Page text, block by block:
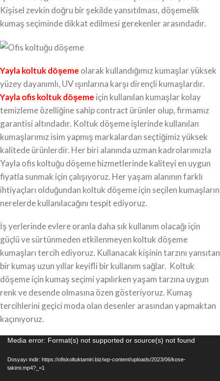
Kişisel zevkin doğru bir şekilde yansıtılması, döşemelik
kumaş seçiminde dikkat edilmesi gerekenler arasındadır.
Yayla koltuk döşeme olarak kullandığımız kumaşlar yüksek
yüzey dayanımlı, UV ışınlarına karşı dirençli kumaşlardır.
Yayla ofis koltuk döşeme için kullanılan kumaşlar kolay
temizleme özelliğine sahip contract ürünler olup, firmamız
garantisi altındadır. Koltuk döşeme işlerinde kullanılan
kumaşlarımız isim yapmış markalardan seçtiğimiz yüksek
kalitede ürünlerdir. Her biri alanında uzman kadrolarımızla
Yayla ofis koltuğu döşeme hizmetlerinde kaliteyi en uygun
fiyatla sunmak için çalışıyoruz. Her yaşam alanının farklı
ihtiyaçları olduğundan koltuk döşeme için seçilen kumaşların
nerelerde kullanılacağını tespit ediyoruz.
İş yerlerinde evlere oranla daha sık kullanım olacağı için
güçlü ve sürtünmeden etkilenmeyen koltuk döşeme
kumaşları tercih ediyoruz. Kullanacak kişinin tarzını yansıtan
bir kumaş uzun yıllar keyifli bir kullanım sağlar. Koltuk
döşeme için kumaş seçimi yapılırken yaşam tarzına uygun
renk ve desende olmasına özen gösteriyoruz. Kumaş
tercihlerini geçici moda olan desenler arasından yapmaktan
kaçınıyoruz.
Video
Media error: Format(s) not supported or source(s) not found
Dosyayı indir: https://ofiskoltuktamiri.biz/wp-content/uploads/2023/06/kose-
takimi.mp4?_=1